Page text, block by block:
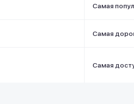
Самая
Самая
Самая